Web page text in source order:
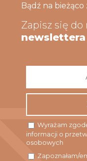
Bądź na
Zapisz się do
newslettera
Wyrażam
informacji o
osobowych
Zapoznałam/